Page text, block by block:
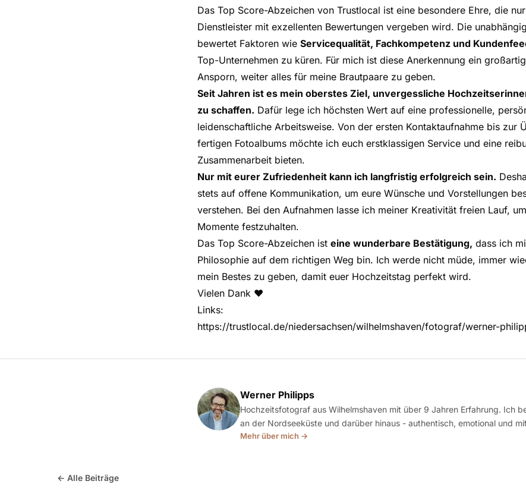
Das Top Score-Abzeichen von Trustlocal ist eine besondere Ehre, die
Dienstleister mit exzellenten Bewertungen vergeben wird. Die
bewertet Faktoren wie Servicequalität, Fachkompetenz und
Top-Unternehmen zu küren. Für mich ist diese Anerkennung ein
Ansporn, weiter alles für meine Brautpaare zu geben.
Seit Jahren ist es mein oberstes Ziel, unvergessliche
zu schaffen. Dafür lege ich höchsten Wert auf eine professionelle,
leidenschaftliche Arbeitsweise. Von der ersten Kontaktaufnahme bis zur
fertigen Fotoalbums möchte ich euch erstklassigen Service und eine
Zusammenarbeit bieten.
Nur mit eurer Zufriedenheit kann ich langfristig erfolgreich sein.
stets auf offene Kommunikation, um eure Wünsche und Vorstellungen
verstehen. Bei den Aufnahmen lasse ich meiner Kreativität freien Lauf,
Momente festzuhalten.
Das Top Score-Abzeichen ist eine wunderbare Bestätigung, dass ich
Philosophie auf dem richtigen Weg bin. Ich werde nicht müde, immer
mein Bestes zu geben, damit euer Hochzeitstag perfekt wird.
Vielen Dank ❤️
Links:
https://trustlocal.de/niedersachsen/wilhelmshaven/fotograf/werner-
Werner Philipps
Hochzeitsfotograf aus Wilhelmshaven mit über 9 Jahren Erfahrung. Ich
an der Nordseeküste und darüber hinaus - authentisch, emotional und
Mehr über mich →
← Alle Beiträge